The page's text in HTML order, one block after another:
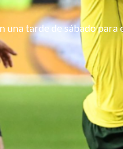
una tarde de sábado